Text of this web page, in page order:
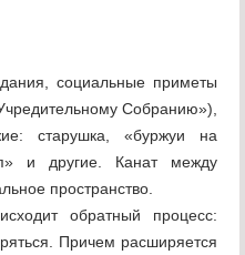
социальные приметы
Собранию»),
старушка, «буржуи на
и другие. Канат между
пространство.
обратный процесс:
Причем расширяется